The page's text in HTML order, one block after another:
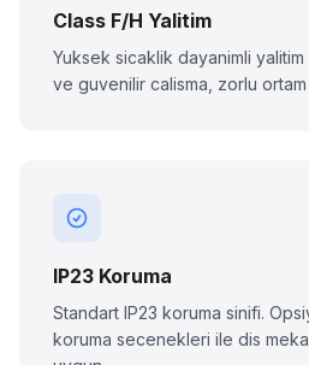
Class F/H Yalitim
Yuksek sicaklik dayanimli yalitim
ve guvenilir calisma, zorlu
IP23 Koruma
Standart IP23 koruma sinifi.
koruma secenekleri ile dis